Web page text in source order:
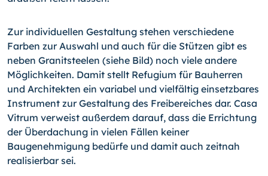
Zur individuellen Gestaltung stehen verschiedene
Farben zur Auswahl und auch für die Stützen gibt es
neben Granitsteelen (siehe Bild) noch viele andere
Möglichkeiten. Damit stellt Refugium für Bauherren
und Architekten ein variabel und vielfältig einsetzbares
Instrument zur Gestaltung des Freibereiches dar. Casa
Vitrum verweist außerdem darauf, dass die Errichtung
der Überdachung in vielen Fällen keiner
Baugenehmigung bedürfe und damit auch zeitnah
realisierbar sei.